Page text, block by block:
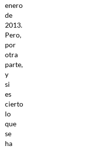
enero
de
2013.
Pero,
por
otra
parte,
y
si
es
cierto
lo
que
se
ha